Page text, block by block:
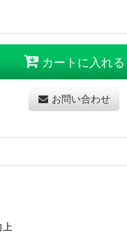
カートに入れる
お問い合わせ
上